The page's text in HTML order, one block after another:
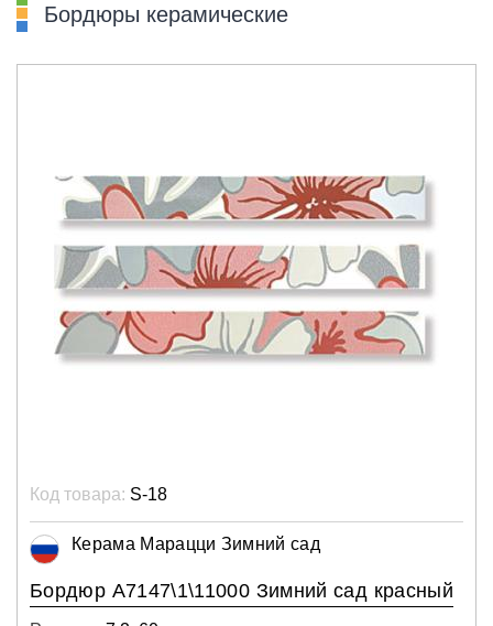
Бордюры керамические
Код товара: S-18
Керама Марацци Зимний сад
Бордюр А7147\1\11000 Зимний сад красный